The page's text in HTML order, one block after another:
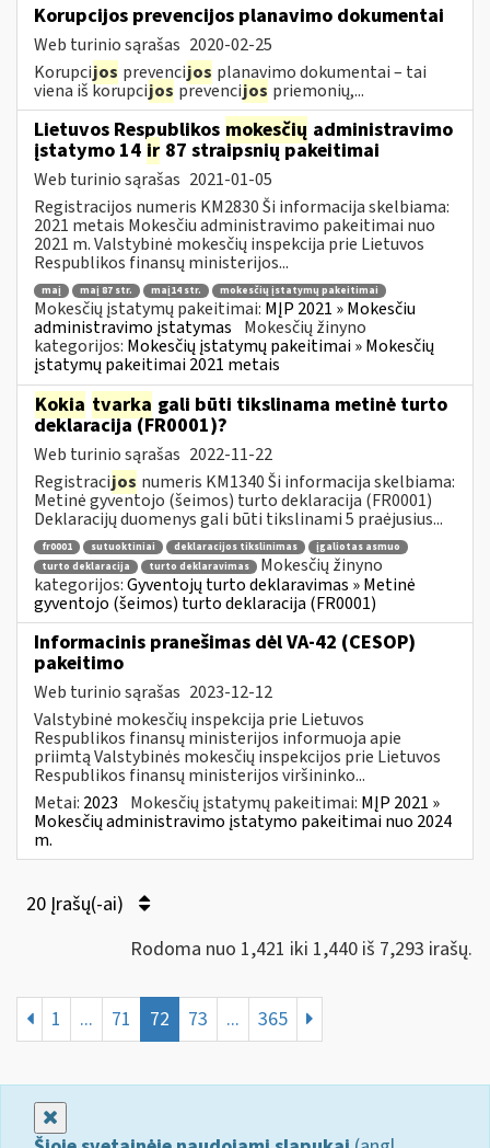
Korupcijos prevencijos planavimo dokumentai
Web turinio sąrašas 2020-02-25
Korupcijos prevencijos planavimo dokumentai – tai
viena iš korupcijos prevencijos priemonių,...
Lietuvos Respublikos mokesčių administravimo
įstatymo 14 ir 87 straipsnių pakeitimai
Web turinio sąrašas 2021-01-05
Registracijos numeris KM2830 Ši informacija skelbiama:
2021 metais Mokesčiu administravimo pakeitimai nuo
2021 m. Valstybinė mokesčių inspekcija prie Lietuvos
Respublikos finansų ministerijos...
maį maį 87 str. maį14 str. mokesčių įstatymų pakeitimai
Mokesčių įstatymų pakeitimai: MĮP 2021 » Mokesčiu
administravimo įstatymas Mokesčių žinyno
kategorijos: Mokesčių įstatymų pakeitimai » Mokesčių
įstatymų pakeitimai 2021 metais
Kokia tvarka gali būti tikslinama metinė turto
deklaracija (FR0001)?
Web turinio sąrašas 2022-11-22
Registracijos numeris KM1340 Ši informacija skelbiama:
Metinė gyventojo (šeimos) turto deklaracija (FR0001)
Deklaracijų duomenys gali būti tikslinami 5 praėjusius...
fr0001 sutuoktiniai deklaracijos tikslinimas
įgaliotas asmuo
turto deklaracija
turto deklaravimas
Mokesčių žinyno
kategorijos:Gyventojų turto deklaravimas » Metinė
gyventojo (šeimos) turto deklaracija (FR0001)
Informacinis pranešimas dėl VA-42 (CESOP)
pakeitimo
Web turinio sąrašas 2023-12-12
Valstybinė mokesčių inspekcija prie Lietuvos
Respublikos finansų ministerijos informuoja apie
priimtą Valstybinės mokesčių inspekcijos prie Lietuvos
Respublikos finansų ministerijos viršininko...
Metai: 2023 Mokesčių įstatymų pakeitimai: MĮP 2021 »
Mokesčių administravimo įstatymo pakeitimai nuo 2024
m.
20 Įrašų(-ai)
Rodoma nuo 1,421 iki 1,440 iš 7,293 irašų.
1 ... 71 72 73 ... 365